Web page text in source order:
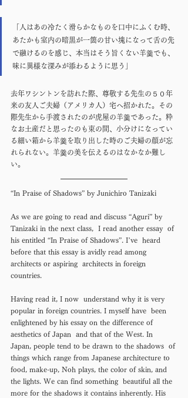
「人はあの冷たく滑らかなものを口中にふくむ時、
あたかも室内の暗黒が一箇の甘い塊になって舌の先
で融けるのを感じ、本当はそう旨くない羊羹でも、
味に異様な深みが添わるように思う」
去年ワシントンを訪れた際、尊敬する先生の５０年
来の友人ご夫婦（アメリカ人）宅へ招かれた。その
際先生から手渡されたのが虎屋の羊羹であった。粋
なお土産だと思ったのも束の間、小分けになってい
る細い箱から羊羹を取り出した時のご夫婦の顔が忘
れられない。羊羹の美を伝えるのはなかなか難し
い。
“In Praise of Shadows” by Junichiro Tanizaki
As we are going to read and discuss “Aguri” by
Tanizaki in the next class,  I read another essay  of
his entitled “In Praise of Shadows”. I’ve  heard
before that this essay is avidly read among
architects or aspiring  architects in foreign
countries.
Having read it, I now  understand why it is very
popular in foreign countries. I myself have  been
enlightened by his essay on the difference of
aesthetics of Japan  and that of the West. In
Japan, people tend to be drawn to the shadows  of
things which range from Japanese architecture to
food, make-up, Noh plays, the color of skin, and
the lights. We can find something  beautiful all the
more for the shadows it contains inherently. His